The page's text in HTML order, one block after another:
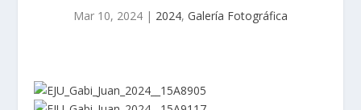
Mar 10, 2024 | 2024, Galería Fotográfica